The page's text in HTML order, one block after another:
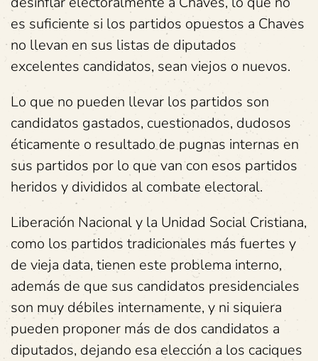
es suficiente si los partidos opuestos a Chaves
no llevan en sus listas de diputados
excelentes candidatos, sean viejos o nuevos.
Lo que no pueden llevar los partidos son
candidatos gastados, cuestionados, dudosos
éticamente o resultado de pugnas internas en
sus partidos por lo que van con esos partidos
heridos y divididos al combate electoral.
Liberación Nacional y la Unidad Social Cristiana,
como los partidos tradicionales más fuertes y
de vieja data, tienen este problema interno,
además de que sus candidatos presidenciales
son muy débiles internamente, y ni siquiera
pueden proponer más de dos candidatos a
diputados, dejando esa elección a los caciques